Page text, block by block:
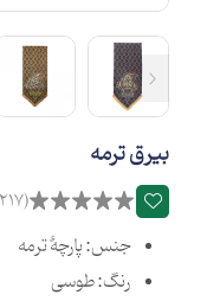
بیرق ترمه
(217)
جنس: پارچۀ ترمه
رنگ: طوسی